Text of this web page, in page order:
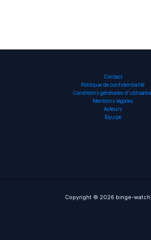
Contact
Politique de confidentialité
Conditions générales
Mentions légales
Acteurs
Équipe
Copyright © 2026 binge-